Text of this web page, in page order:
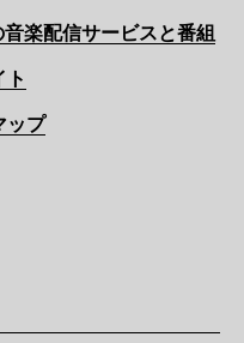
楽配信サービスと番組
ト
ップ